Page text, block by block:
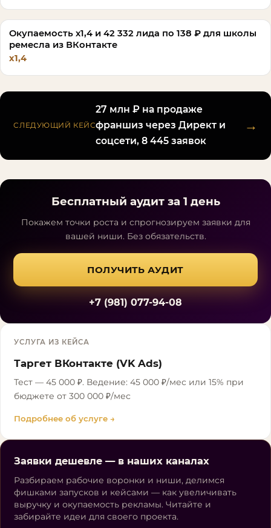
Окупаемость х1,4 и 42 332 лида по 138 ₽ для школы
ремесла из ВКонтакте
х1,4
СЛЕДУЮЩИЙ КЕЙС
27 млн ₽ на продаже
франшиз через Директ и
соцсети, 8 445 заявок
→
Бесплатный аудит за 1 день
Покажем точки роста и спрогнозируем заявки для
вашей ниши. Без обязательств.
ПОЛУЧИТЬ АУДИТ
+7 (981) 077-94-08
УСЛУГА ИЗ КЕЙСА
Таргет ВКонтакте (VK Ads)
Тест — 45 000 ₽. Ведение: 45 000 ₽/мес или 15% при
бюджете от 300 000 ₽/мес
Подробнее об услуге →
Заявки дешевле — в наших каналах
Разбираем рабочие воронки и ниши, делимся
фишками запусков и кейсами — как увеличивать
выручку и окупаемость рекламы. Читайте и
забирайте идеи для своего проекта.